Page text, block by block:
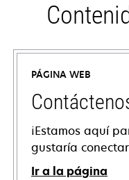
PÁGINA WEB
¡Estamos aquí
gustaría
Ir a la página